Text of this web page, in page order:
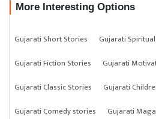
More Interesting Options
Gujarati Short Stories
Gujarati
Gujarati Fiction Stories
Gujarati
Gujarati Classic Stories
Gujarati
Gujarati Comedy stories
Gujarati